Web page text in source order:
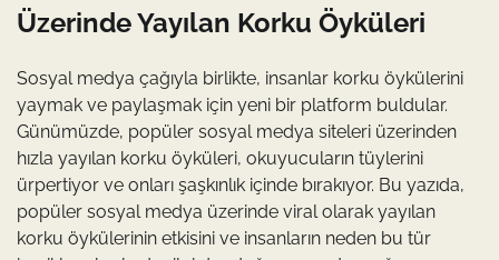
Üzerinde Yayılan Korku Öyküleri
Sosyal medya çağıyla birlikte, insanlar korku öykülerini
yaymak ve paylaşmak için yeni bir platform buldular.
Günümüzde, popüler sosyal medya siteleri üzerinden
hızla yayılan korku öyküleri, okuyucuların tüylerini
ürpertiyor ve onları şaşkınlık içinde bırakıyor. Bu yazıda,
popüler sosyal medya üzerinde viral olarak yayılan
korku öykülerinin etkisini ve insanların neden bu tür